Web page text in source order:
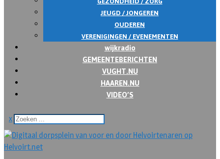
JEUGD / JONGEREN
OUDEREN
VERENIGINGEN / EVENEMENTEN
wijkradio
GEMEENTEBERICHTEN
VUGHT.NU
HAAREN.NU
VIDEO’S
x